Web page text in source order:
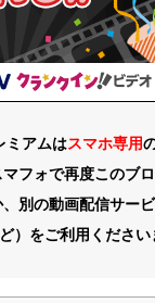
ミアムはスマホ専用
フォで再度このブ
別の動画配信サー
）をご利用ください